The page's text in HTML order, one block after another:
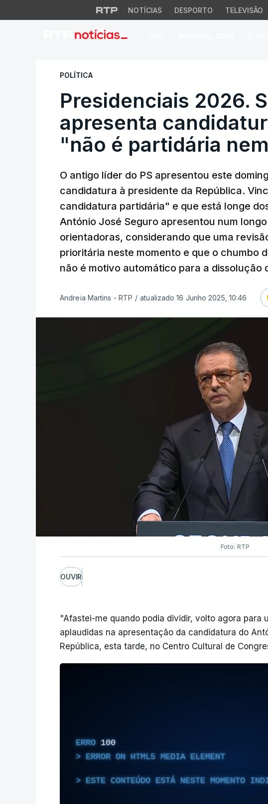
NOTÍCIAS DESPORTO TELEVISÃO
Presidenciais 2026.
POLÍTICA
Presidenciais 2026.
apresenta
"não é partidária
O antigo líder do PS apresentou este
candidatura à presidente da República.
candidatura partidária" e que está longe
António José Seguro apresentou num
orientadoras, considerando que uma
prioritária neste momento e que o chumbo
não é motivo automático para a dissolução
Andreia Martins - RTP / atualizado 16 Junho 2025, 10:46
Foto: RTP
OUVIR
"Afastei-me quando podia dividir, volto agora para
aplaudidas na apresentação da candidatura do
República, esta tarde, no Centro Cultural de
ERRO 100
ERROR ON HTML5 MEDIA ELEMENT
ESTE CONTEÚDO ESTÁ NESTE MOMENTO